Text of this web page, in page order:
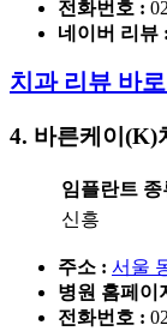
전화번호 :
네이버 리뷰 :
치과 리뷰 바로
4. 바른케이(K)
임플란트 종
신흥
주소 : 서울
병원 홈페이
전화번호 :